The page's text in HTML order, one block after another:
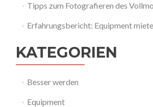
Tipps zum Fotografieren des
Erfahrungsbericht: Equipment
KATEGORIEN
Besser werden
Equipment